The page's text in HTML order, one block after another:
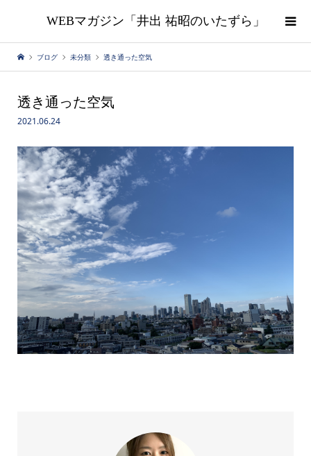
WEBマガジン「井出 祐昭のいたずら」
ブログ 未分類 透き通った空気
透き通った空気
2021.06.24